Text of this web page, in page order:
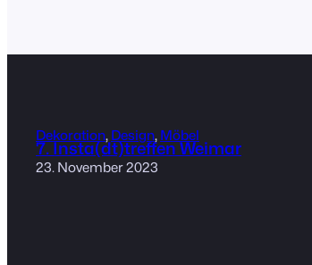
Dekoration, Design, Möbel
7. Insta(dt)treffen Weimar
23. November 2023